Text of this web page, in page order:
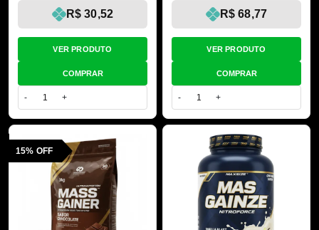
R$ 30,52
VER PRODUTO
COMPRAR
- +
R$ 68,77
VER PRODUTO
COMPRAR
- +
15% OFF